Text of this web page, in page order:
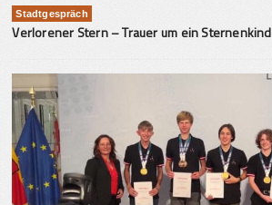
Stadtgespräch
Verlorener Stern – Trauer um ein Sternenkind